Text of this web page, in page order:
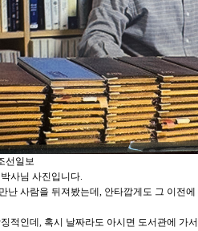
선일보
사님 사진입니다.
난 사람을 뒤져봤는데, 안타깝게도 그 이전
적인데, 혹시 날짜라도 아시면 도서관에 가